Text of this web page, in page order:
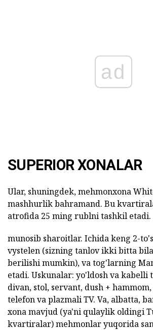
ad
SUPERIOR XONALAR
Ular, shuningdek, mehmonxona
mashhurlik bahramand. Bu
atrofida 25 ming rublni tashkil etadi.
munosib sharoitlar. Ichida keng 2-
vystelen (sizning tanlov ikki bitta
berilishi mumkin), va tog'larning
etadi. Uskunalar: yo'ldosh va kabelli
divan, stol, servant, dush +
telefon va plazmali TV. Va, albatta,
xona mavjud (ya'ni qulaylik oldingi
kvartiralar) mehmonlar yuqorida